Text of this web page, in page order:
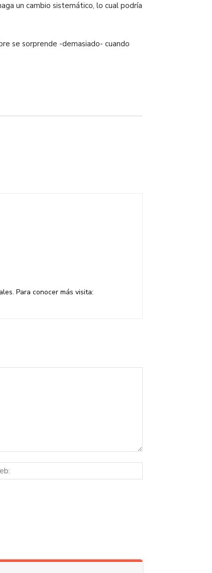
un cambio sistemático, lo cual podría
se sorprende -demasiado- cuando
Para conocer más visita:
web: